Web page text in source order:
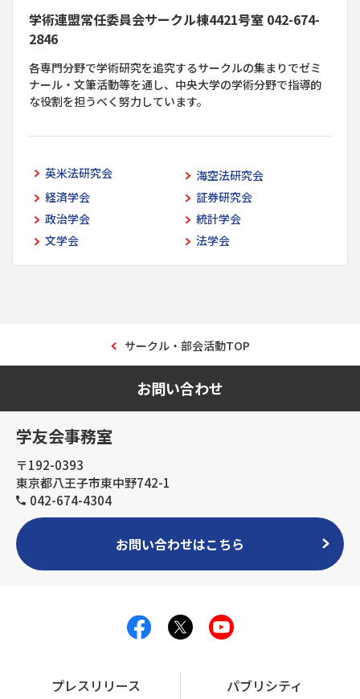
学術連盟常任委員会サークル棟4421号室 042-674-
2846
各専門分野で学術研究を追究するサークルの集まりでゼミ
ナール・文筆活動等を通し、中央大学の学術分野で指導的
な役割を担うべく努力しています。
英米法研究会
海空法研究会
経済学会
証券研究会
政治学会
統計学会
文学会
法学会
サークル・部会活動TOP
お問い合わせ
学友会事務室
〒192-0393
東京都八王子市東中野742-1
042-674-4304
お問い合わせはこちら
プレスリリース パブリシティ